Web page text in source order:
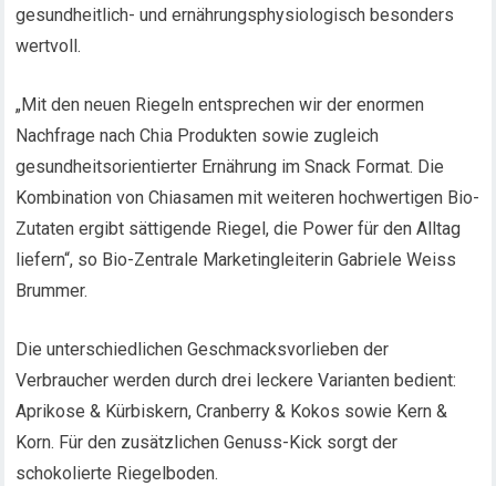
gesundheitlich- und ernährungsphysiologisch besonders
wertvoll.
„Mit den neuen Riegeln entsprechen wir der enormen
Nachfrage nach Chia Produkten sowie zugleich
gesundheitsorientierter Ernährung im Snack Format. Die
Kombination von Chiasamen mit weiteren hochwertigen Bio-
Zutaten ergibt sättigende Riegel, die Power für den Alltag
liefern“, so Bio-Zentrale Marketingleiterin Gabriele Weiss
Brummer.
Die unterschiedlichen Geschmacksvorlieben der
Verbraucher werden durch drei leckere Varianten bedient:
Aprikose & Kürbiskern, Cranberry & Kokos sowie Kern &
Korn. Für den zusätzlichen Genuss-Kick sorgt der
schokolierte Riegelboden.